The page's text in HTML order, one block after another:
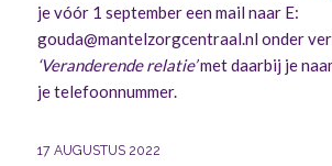
je vóór 1 september een mail naar E:
gouda@mantelzorgcentraal.nl onder
‘Veranderende relatie’met daarbij je
je telefoonnummer.
17 AUGUSTUS 2022